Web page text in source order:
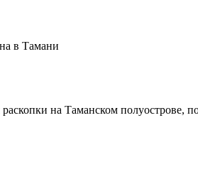
в Тамани
на Таманском